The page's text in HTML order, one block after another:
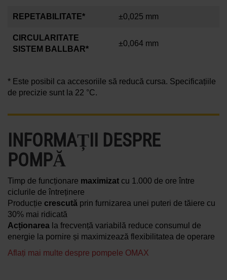
REPETABILITATE* ±0,025 mm
CIRCULARITATE
SISTEM BALLBAR*
±0,064 mm
* Este posibil ca accesoriile să reducă cursa. Specificațiile
de precizie sunt la 22 °C.
INFORMAȚII DESPRE
POMPĂ
Timp de funcționare maximizat cu 1.000 de ore între
ciclurile de întreținere
Producție crescută prin furnizarea unei puteri de tăiere cu
30% mai ridicată
Acționarea la frecvență variabilă reduce consumul de
energie la pornire și maximizează flexibilitatea de operare
Aflați mai multe despre pompele OMAX